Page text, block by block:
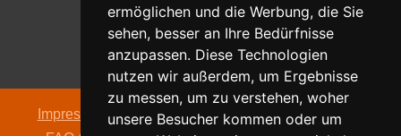
ermöglichen und die Werbung, die Sie
sehen, besser an Ihre Bedürfnisse
anzupassen. Diese Technologien
nutzen wir außerdem, um Ergebnisse
zu messen, um zu verstehen, woher
unsere Besucher kommen oder um
Adresse
Oldentruper Straße 104
33604 Bielefeld
Impressum |Datenschutzerklärung|AGB|Kontakt